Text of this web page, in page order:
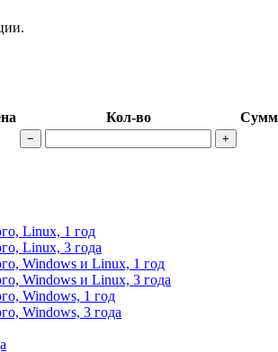
Кол-во
−
+
Linux, 1 год
Linux, 3 года
Windows и Linux, 1 год
Windows и Linux, 3 года
Windows, 1 год
Windows, 3 года